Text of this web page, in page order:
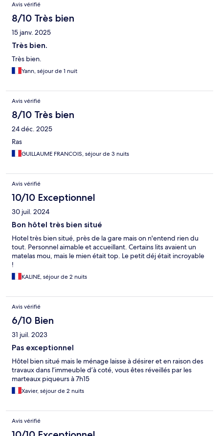
Avis vérifié
8/10 Très bien
15 janv. 2025
Très bien.
Très bien.
Yann, séjour de 1 nuit
Avis vérifié
8/10 Très bien
24 déc. 2025
Ras
GUILLAUME FRANCOIS, séjour de 3 nuits
Avis vérifié
10/10 Exceptionnel
30 juil. 2024
Bon hôtel très bien situé
Hotel très bien situé, près de la gare mais on n'entend rien du
tout. Personnel aimable et accueillant. Certains lits avaient un
matelas mou, mais le mien était top. Le petit déj était incroyable
!
KALINE, séjour de 2 nuits
Avis vérifié
6/10 Bien
31 juil. 2023
Pas exceptionnel
Hôtel bien situé mais le ménage laisse à désirer et en raison des
travaux dans l’immeuble d’à coté, vous êtes réveillés par les
marteaux piqueurs à 7h15
Xavier, séjour de 2 nuits
Avis vérifié